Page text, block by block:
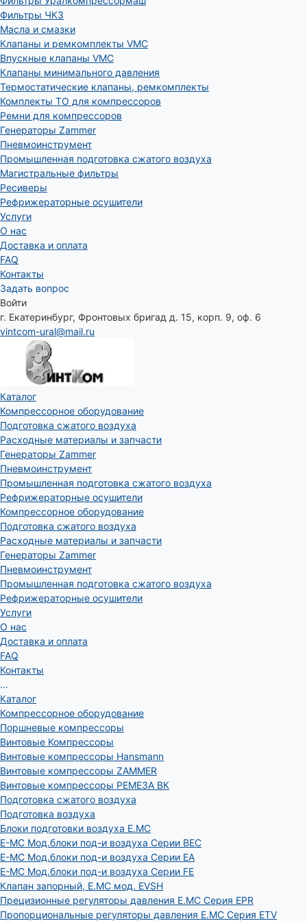
Фильтры ЧКЗ
Масла и смазки
Клапаны и ремкомплекты VMC
Впускные клапаны VMC
Клапаны минимального давления
Термостатические клапаны, ремкомплекты
Комплекты ТО для компрессоров
Ремни для компрессоров
Генераторы Zammer
Пневмоинструмент
Промышленная подготовка сжатого воздуха
Магистральные фильтры
Ресиверы
Рефрижераторные осушители
Услуги
О нас
Доставка и оплата
FAQ
Контакты
Задать вопрос
Войти
г. Екатеринбург, Фронтовых бригад д. 15, корп. 9, оф. 6
vintcom-ural@mail.ru
Каталог
Компрессорное оборудование
Подготовка сжатого воздуха
Расходные материалы и запчасти
Генераторы Zammer
Пневмоинструмент
Промышленная подготовка сжатого воздуха
Рефрижераторные осушители
Компрессорное оборудование
Подготовка сжатого воздуха
Расходные материалы и запчасти
Генераторы Zammer
Пневмоинструмент
Промышленная подготовка сжатого воздуха
Рефрижераторные осушители
Услуги
О нас
Доставка и оплата
FAQ
Контакты
...
Каталог
Компрессорное оборудование
Поршневые компрессоры
Винтовые Компрессоры
Винтовые компрессоры Hansmann
Винтовые компрессоры ZAMMER
Винтовые компрессоры РЕМЕЗА ВК
Подготовка сжатого воздуха
Подготовка воздуха
Блоки подготовки воздуха E.MC
E-MC Мод.блоки под-и воздуха Серии BEC
E-MC Мод.блоки под-и воздуха Серии EA
E-MC Мод.блоки под-и воздуха Серии FE
Клапан запорный, E.MC мод. EVSH
Прецизионные регуляторы давления E.MC Серия EPR
Пропорциональные регуляторы давления E.MC Серия ETV